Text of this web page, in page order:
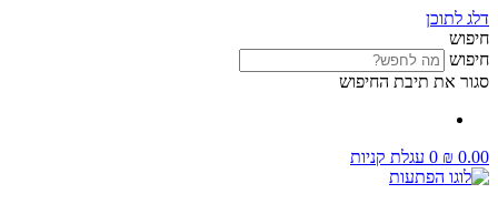
דלג לתוכן
חיפוש
חיפוש
סגור את תיבת החיפוש
₪ 0.00
0 עגלת קניות